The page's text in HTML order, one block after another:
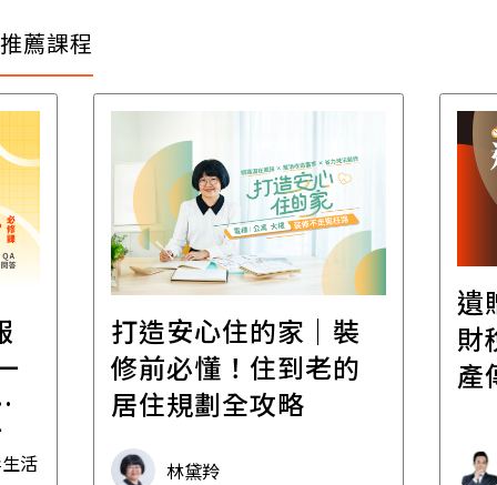
推薦課程
活
打造安心住的家｜裝
修前必懂！住到老的
居住規劃全攻略
林黛羚
遺
財
產